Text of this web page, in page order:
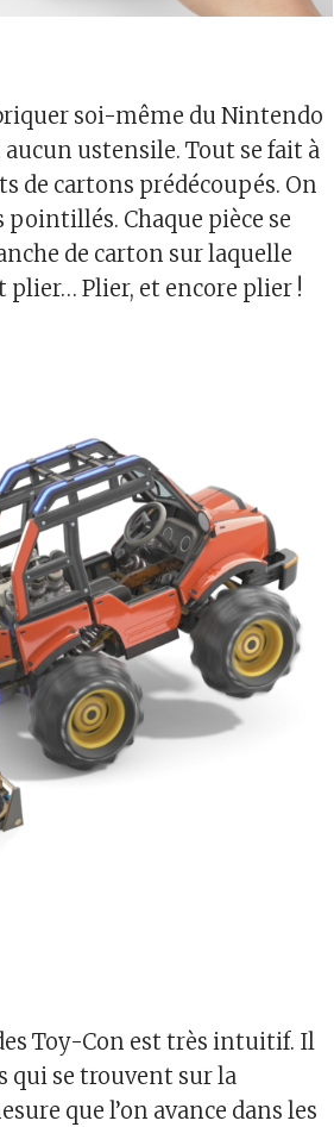
soi-même du Nintendo
aucun ustensile. Tout se fait à
de cartons prédécoupés. On
pointillés. Chaque pièce se
de carton sur laquelle
plier… Plier, et encore plier !
Toy-Con est très intuitif. Il
qui se trouvent sur la
que l’on avance dans les